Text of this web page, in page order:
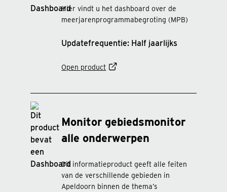
Hier vindt u het dashboard over de
meerjarenprogrammabegroting (MPB)
Updatefrequentie: Half jaarlijks
Open product
Monitor gebiedsmonitor
alle onderwerpen
Dit informatieproduct geeft alle feiten
van de verschillende gebieden in
Apeldoorn binnen de thema’s